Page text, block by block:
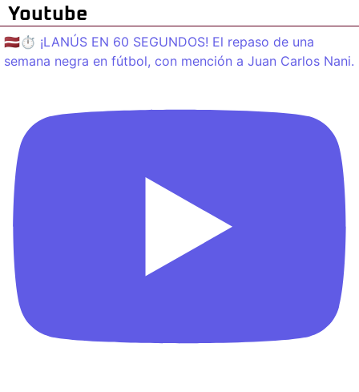
Youtube
🇱🇻⏱️ ¡LANÚS EN 60 SEGUNDOS! El repaso de una
semana negra en fútbol, con mención a Juan Carlos Nani.